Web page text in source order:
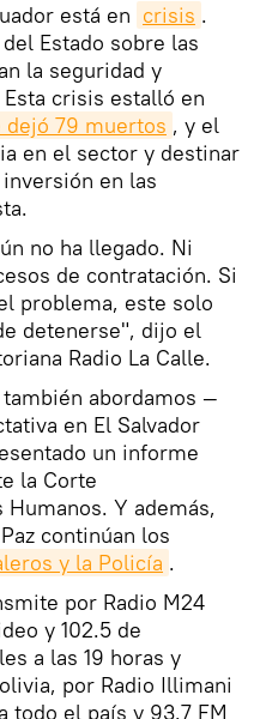
está en crisis .
Estado sobre las
la seguridad y
crisis estalló en
dejó 79 muertos , y el
en el sector y destinar
en las
no ha llegado. Ni
de contratación. Si
problema, este solo
detenerse", dijo el
Radio La Calle.
abordamos —
en El Salvador
un informe
la Corte
Y además,
continúan los
y la Policía .
por Radio M24
y 102.5 de
a las 19 horas y
por Radio Illimani
todo el país y 93.7 FM